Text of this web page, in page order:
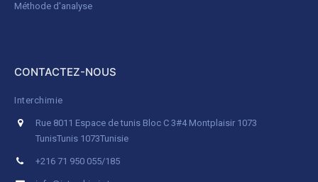
Méthode d'analyse
CONTACTEZ-NOUS
Interchimie
Rue 8011 Espace de tunis Bloc C 3#4 Montplaisir 1073
TunisTunis 1073Tunisie
+216 71 950 055/185